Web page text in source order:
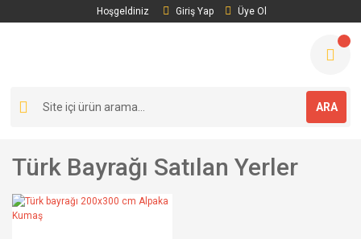
Hoşgeldiniz Giriş Yap Üye Ol
ARA
Türk Bayrağı Satılan Yerler